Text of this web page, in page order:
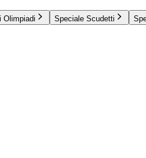
Olimpiadi Speciale Scudetti